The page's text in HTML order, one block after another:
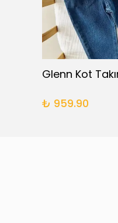
Glenn Kot
₺ 959.90